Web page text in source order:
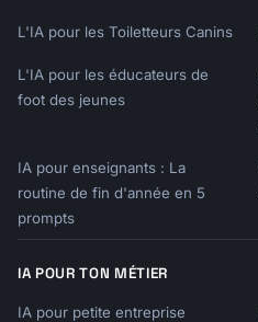
L'IA pour les Toiletteurs Canins
L'IA pour les éducateurs de
foot des jeunes
IA pour enseignants : La
routine de fin d'année en 5
prompts
IA POUR TON MÉTIER
IA pour petite entreprise